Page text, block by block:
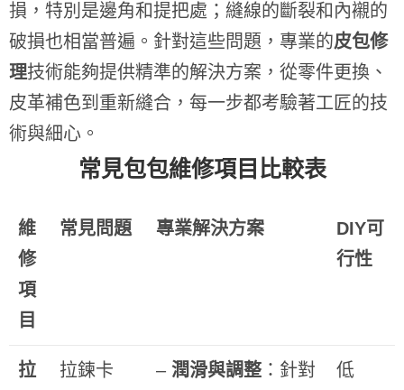
損，特別是邊角和提把處；縫線的斷裂和內襯的
破損也相當普遍。針對這些問題，專業的皮包修
理技術能夠提供精準的解決方案，從零件更換、
皮革補色到重新縫合，每一步都考驗著工匠的技
術與細心。
常見包包維修項目比較表
維
修
項
目
常見問題 專業解決方案
DIY可
行性
拉
拉鍊卡
– 潤滑與調整 ：針對
低